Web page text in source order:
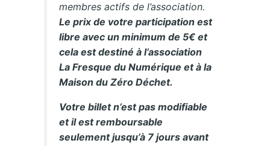
membres actifs de l’association.
Le prix de votre participation est
libre avec un minimum de 5€ et
cela est destiné à l’association
La Fresque du Numérique et à la
Maison du Zéro Déchet.
Votre billet n’est pas modifiable
et il est remboursable
seulement jusqu’à 7 jours avant